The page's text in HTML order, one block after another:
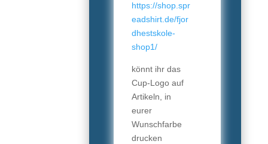
https://shop.spr
eadshirt.de/fjor
dhestskole-
shop1/
könnt ihr das
Cup-Logo auf
Artikeln, in
eurer
Wunschfarbe
drucken